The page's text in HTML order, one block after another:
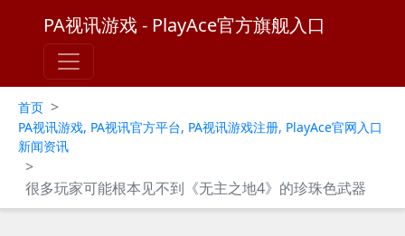
PA视讯游戏 - PlayAce官方旗舰入口
首页 >
PA视讯游戏, PA视讯官方平台, PA视讯游戏注册, PlayAce官网入口
新闻资讯
>
很多玩家可能根本见不到《无主之地4》的珍珠色武器